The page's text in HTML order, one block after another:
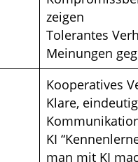
zeigen
Tolerantes
Meinungen
Kooperatives
Klare,
KI
man mit KI